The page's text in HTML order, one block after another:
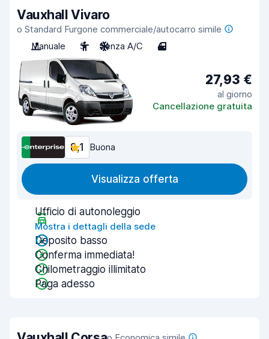
Vauxhall Vivaro
o Standard Furgone commerciale/autocarro simile
Manuale
3 Senza A/C 4
27,93 €
al giorno
Cancellazione gratuita
8,1 Buona
Visualizza offerta
Ufficio di autonoleggio
Mostra i dettagli della sede
Deposito basso
Conferma immediata!
Chilometraggio illimitato
Paga adesso